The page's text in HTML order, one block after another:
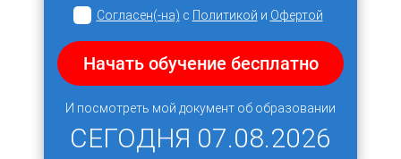
Согласен(-на) с Политикой и Офертой
Начать обучение бесплатно
И посмотреть мой документ об образовании
СЕГОДНЯ 07.08.2026